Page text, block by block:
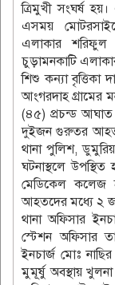
ত্রিমুখী সংঘর্ষ
এসময়
এলাকার
চুড়ামনকাটি
শিশু কন্যা
আংগরদাহ গ্রামের
(৪৫) প্রচন্ড
দুইজন গুরুতর আহত
থানা পুলিশ,
ঘটনাস্থলে
মেডিকেল কলেজ
আহতদের মধ্যে ২
থানা অফিসার
স্টেশন অফিসার
ইনচার্জ মোঃ
মুমূর্ষু অবস্থায়